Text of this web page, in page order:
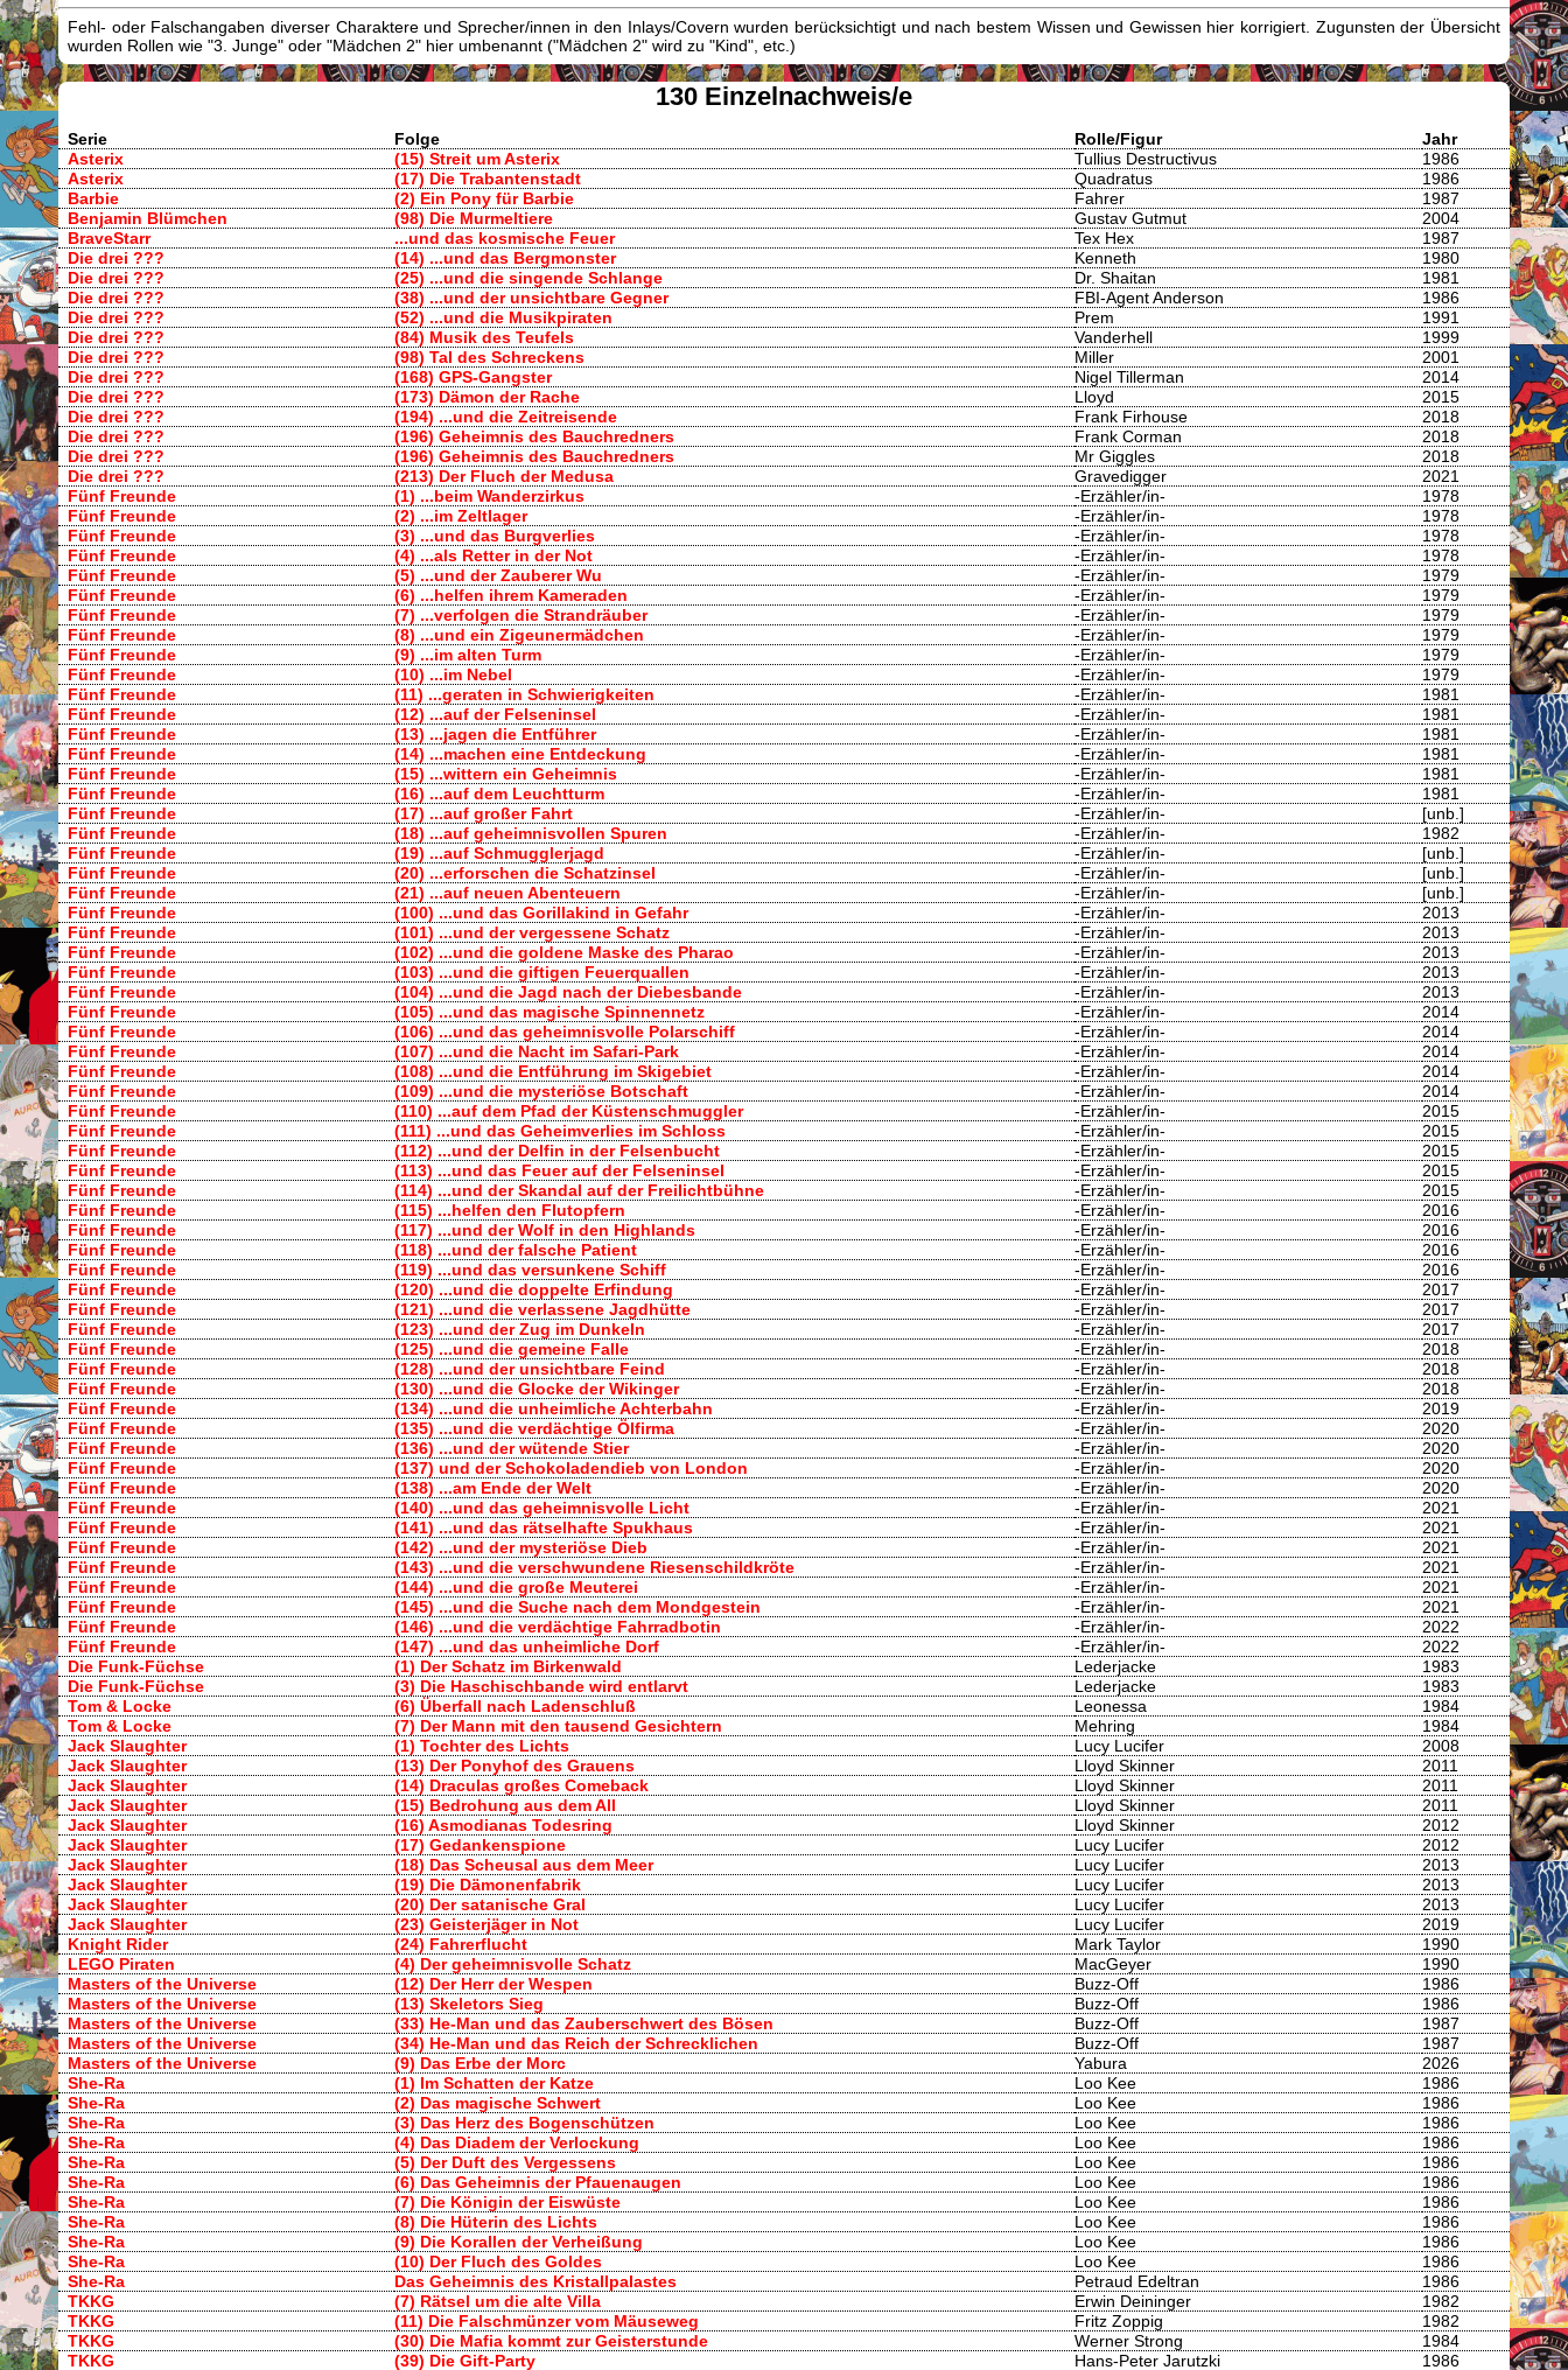
Fehl- oder Falschangaben diverser Charaktere und Sprecher/innen in den Inlays/Covern wurden berücksichtigt und nach bestem Wissen und Gewissen hier korrigiert. Zugunsten der Übersicht
wurden Rollen wie "3. Junge" oder "Mädchen 2" hier umbenannt ("Mädchen 2" wird zu "Kind", etc.)
130 Einzelnachweis/e
Serie Folge Rolle/Figur
Jahr
Asterix
(15) Streit um Asterix Tullius Destructivus
1986
Asterix
(17) Die Trabantenstadt Quadratus
1986
Barbie
(2) Ein Pony für Barbie Fahrer
1987
Benjamin Blümchen
(98) Die Murmeltiere Gustav Gutmut
2004
BraveStarr
...und das kosmische Feuer Tex Hex
1987
Die drei ???
(14) ...und das Bergmonster Kenneth
1980
Die drei ???
(25) ...und die singende Schlange Dr. Shaitan
1981
Die drei ???
(38) ...und der unsichtbare Gegner FBI-Agent Anderson
1986
Die drei ???
(52) ...und die Musikpiraten Prem
1991
Die drei ???
(84) Musik des Teufels Vanderhell
1999
Die drei ???
(98) Tal des Schreckens Miller
2001
Die drei ???
(168) GPS-Gangster Nigel Tillerman
2014
Die drei ???
(173) Dämon der Rache Lloyd
2015
Die drei ???
(194) ...und die Zeitreisende Frank Firhouse
2018
Die drei ???
(196) Geheimnis des Bauchredners Frank Corman
2018
Die drei ???
(196) Geheimnis des Bauchredners Mr Giggles
2018
Die drei ???
(213) Der Fluch der Medusa Gravedigger
2021
Fünf Freunde
(1) ...beim Wanderzirkus -Erzähler/in-
1978
Fünf Freunde
(2) ...im Zeltlager -Erzähler/in-
1978
Fünf Freunde
(3) ...und das Burgverlies -Erzähler/in-
1978
Fünf Freunde
(4) ...als Retter in der Not -Erzähler/in-
1978
Fünf Freunde
(5) ...und der Zauberer Wu -Erzähler/in-
1979
Fünf Freunde
(6) ...helfen ihrem Kameraden -Erzähler/in-
1979
Fünf Freunde
(7) ...verfolgen die Strandräuber -Erzähler/in-
1979
Fünf Freunde
(8) ...und ein Zigeunermädchen -Erzähler/in-
1979
Fünf Freunde
(9) ...im alten Turm -Erzähler/in-
1979
Fünf Freunde
(10) ...im Nebel -Erzähler/in-
1979
Fünf Freunde
(11) ...geraten in Schwierigkeiten -Erzähler/in-
1981
Fünf Freunde
(12) ...auf der Felseninsel -Erzähler/in-
1981
Fünf Freunde
(13) ...jagen die Entführer -Erzähler/in-
1981
Fünf Freunde
(14) ...machen eine Entdeckung -Erzähler/in-
1981
Fünf Freunde
(15) ...wittern ein Geheimnis -Erzähler/in-
1981
Fünf Freunde
(16) ...auf dem Leuchtturm -Erzähler/in-
1981
Fünf Freunde
(17) ...auf großer Fahrt -Erzähler/in-
[unb.]
Fünf Freunde
(18) ...auf geheimnisvollen Spuren -Erzähler/in-
1982
Fünf Freunde
(19) ...auf Schmugglerjagd -Erzähler/in-
[unb.]
Fünf Freunde
(20) ...erforschen die Schatzinsel -Erzähler/in-
[unb.]
Fünf Freunde
(21) ...auf neuen Abenteuern -Erzähler/in-
[unb.]
Fünf Freunde
(100) ...und das Gorillakind in Gefahr -Erzähler/in-
2013
Fünf Freunde
(101) ...und der vergessene Schatz -Erzähler/in-
2013
Fünf Freunde
(102) ...und die goldene Maske des Pharao -Erzähler/in-
2013
Fünf Freunde
(103) ...und die giftigen Feuerquallen -Erzähler/in-
2013
Fünf Freunde
(104) ...und die Jagd nach der Diebesbande -Erzähler/in-
2013
Fünf Freunde
(105) ...und das magische Spinnennetz -Erzähler/in-
2014
Fünf Freunde
(106) ...und das geheimnisvolle Polarschiff -Erzähler/in-
2014
Fünf Freunde
(107) ...und die Nacht im Safari-Park -Erzähler/in-
2014
Fünf Freunde
(108) ...und die Entführung im Skigebiet -Erzähler/in-
2014
Fünf Freunde
(109) ...und die mysteriöse Botschaft -Erzähler/in-
2014
Fünf Freunde
(110) ...auf dem Pfad der Küstenschmuggler -Erzähler/in-
2015
Fünf Freunde
(111) ...und das Geheimverlies im Schloss -Erzähler/in-
2015
Fünf Freunde
(112) ...und der Delfin in der Felsenbucht -Erzähler/in-
2015
Fünf Freunde
(113) ...und das Feuer auf der Felseninsel -Erzähler/in-
2015
Fünf Freunde
(114) ...und der Skandal auf der Freilichtbühne -Erzähler/in-
2015
Fünf Freunde
(115) ...helfen den Flutopfern -Erzähler/in-
2016
Fünf Freunde
(117) ...und der Wolf in den Highlands -Erzähler/in-
2016
Fünf Freunde
(118) ...und der falsche Patient -Erzähler/in-
2016
Fünf Freunde
(119) ...und das versunkene Schiff -Erzähler/in-
2016
Fünf Freunde
(120) ...und die doppelte Erfindung -Erzähler/in-
2017
Fünf Freunde
(121) ...und die verlassene Jagdhütte -Erzähler/in-
2017
Fünf Freunde
(123) ...und der Zug im Dunkeln -Erzähler/in-
2017
Fünf Freunde
(125) ...und die gemeine Falle -Erzähler/in-
2018
Fünf Freunde
(128) ...und der unsichtbare Feind -Erzähler/in-
2018
Fünf Freunde
(130) ...und die Glocke der Wikinger -Erzähler/in-
2018
Fünf Freunde
(134) ...und die unheimliche Achterbahn -Erzähler/in-
2019
Fünf Freunde
(135) ...und die verdächtige Ölfirma -Erzähler/in-
2020
Fünf Freunde
(136) ...und der wütende Stier -Erzähler/in-
2020
Fünf Freunde
(137) und der Schokoladendieb von London -Erzähler/in-
2020
Fünf Freunde
(138) ...am Ende der Welt -Erzähler/in-
2020
Fünf Freunde
(140) ...und das geheimnisvolle Licht -Erzähler/in-
2021
Fünf Freunde
(141) ...und das rätselhafte Spukhaus -Erzähler/in-
2021
Fünf Freunde
(142) ...und der mysteriöse Dieb -Erzähler/in-
2021
Fünf Freunde
(143) ...und die verschwundene Riesenschildkröte -Erzähler/in-
2021
Fünf Freunde
(144) ...und die große Meuterei -Erzähler/in-
2021
Fünf Freunde
(145) ...und die Suche nach dem Mondgestein -Erzähler/in-
2021
Fünf Freunde
(146) ...und die verdächtige Fahrradbotin -Erzähler/in-
2022
Fünf Freunde
(147) ...und das unheimliche Dorf -Erzähler/in-
2022
Die Funk-Füchse
(1) Der Schatz im Birkenwald Lederjacke
1983
Die Funk-Füchse
(3) Die Haschischbande wird entlarvt Lederjacke
1983
Tom & Locke
(6) Überfall nach Ladenschluß Leonessa
1984
Tom & Locke
(7) Der Mann mit den tausend Gesichtern Mehring
1984
Jack Slaughter
(1) Tochter des Lichts Lucy Lucifer
2008
Jack Slaughter
(13) Der Ponyhof des Grauens Lloyd Skinner
2011
Jack Slaughter
(14) Draculas großes Comeback Lloyd Skinner
2011
Jack Slaughter
(15) Bedrohung aus dem All Lloyd Skinner
2011
Jack Slaughter
(16) Asmodianas Todesring Lloyd Skinner
2012
Jack Slaughter
(17) Gedankenspione Lucy Lucifer
2012
Jack Slaughter
(18) Das Scheusal aus dem Meer Lucy Lucifer
2013
Jack Slaughter
(19) Die Dämonenfabrik Lucy Lucifer
2013
Jack Slaughter
(20) Der satanische Gral Lucy Lucifer
2013
Jack Slaughter
(23) Geisterjäger in Not Lucy Lucifer
2019
Knight Rider
(24) Fahrerflucht Mark Taylor
1990
LEGO Piraten
(4) Der geheimnisvolle Schatz MacGeyer
1990
Masters of the Universe
(12) Der Herr der Wespen Buzz-Off
1986
Masters of the Universe
(13) Skeletors Sieg Buzz-Off
1986
Masters of the Universe
(33) He-Man und das Zauberschwert des Bösen Buzz-Off
1987
Masters of the Universe
(34) He-Man und das Reich der Schrecklichen Buzz-Off
1987
Masters of the Universe
(9) Das Erbe der Morc Yabura
2026
She-Ra
(1) Im Schatten der Katze Loo Kee
1986
She-Ra
(2) Das magische Schwert Loo Kee
1986
She-Ra
(3) Das Herz des Bogenschützen Loo Kee
1986
She-Ra
(4) Das Diadem der Verlockung Loo Kee
1986
She-Ra
(5) Der Duft des Vergessens Loo Kee
1986
She-Ra
(6) Das Geheimnis der Pfauenaugen Loo Kee
1986
She-Ra
(7) Die Königin der Eiswüste Loo Kee
1986
She-Ra
(8) Die Hüterin des Lichts Loo Kee
1986
She-Ra
(9) Die Korallen der Verheißung Loo Kee
1986
She-Ra
(10) Der Fluch des Goldes Loo Kee
1986
She-Ra
Das Geheimnis des Kristallpalastes Petraud Edeltran
1986
TKKG
(7) Rätsel um die alte Villa Erwin Deininger
1982
TKKG
(11) Die Falschmünzer vom Mäuseweg Fritz Zoppig
1982
TKKG
(30) Die Mafia kommt zur Geisterstunde Werner Strong
1984
TKKG
(39) Die Gift-Party Hans-Peter Jarutzki 1986